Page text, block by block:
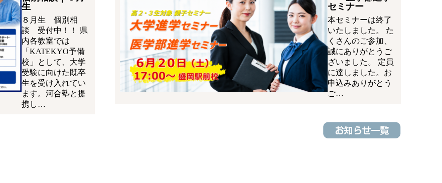
生
８月生 個別相
談 受付中！！ 県
内各教室では
「KATEKYO予備
校」として、大学
受験に向けた既卒
生を受け入れてい
ます。河合塾と提
携し…
セミナー
本セミナーは終了
いたしました。 た
くさんのご参加、
誠にありがとうご
ざいました。 定員
に達しました。お
申込みありがとう
ご…